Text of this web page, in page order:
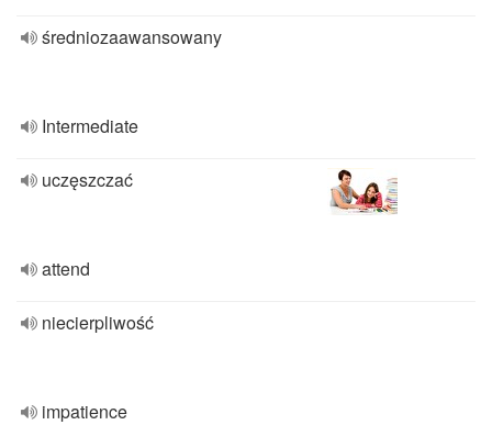
średniozaawansowany
Intermediate
uczęszczać
attend
niecierpliwość
impatience